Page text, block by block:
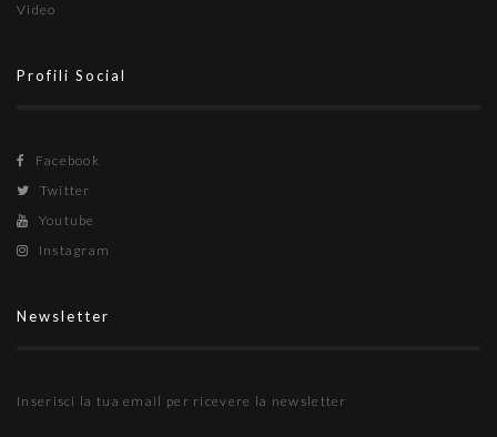
Video
Profili Social
Facebook
Twitter
Youtube
Instagram
Newsletter
Inserisci la tua email per ricevere la newsletter